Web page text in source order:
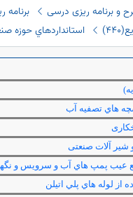
و برنامه ریزی درسی
استانداردهاي حوزه
هاي تصفيه آب
شیر آلات صنعتی
عيب پمپ هاي آب و سرويس و
از لوله هاي پلي اتيلن